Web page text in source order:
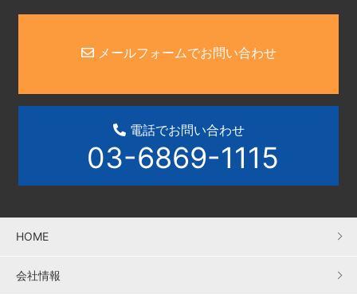
メールフォームでお問い合わせ
電話でお問い合わせ
03-6869-1115
HOME
会社情報